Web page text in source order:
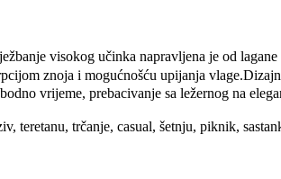
visokog učinka napravljena je od
znoja i mogućnošću upijanja
vrijeme, prebacivanje sa ležernog na
teretanu, trčanje, casual, šetnju, piknik,